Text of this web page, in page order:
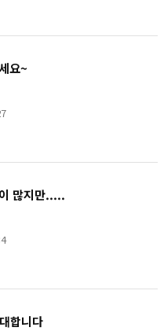
요~
많지만.....
합니다